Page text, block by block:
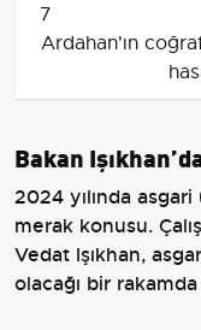
7
Ardahan'ın
Bakan
2024 yılında
merak konusu.
Vedat Işıkhan,
olacağı bir rakamda